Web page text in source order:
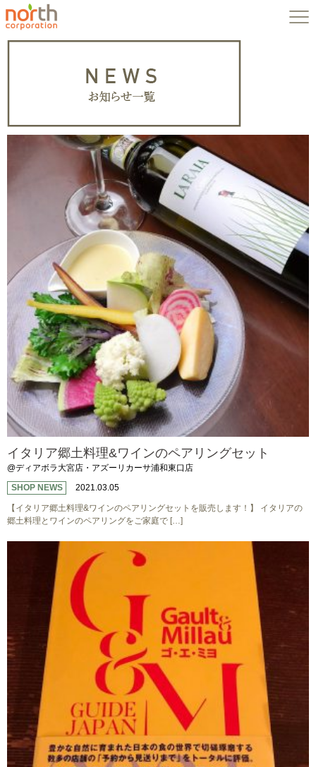
イタリア郷土料理&ワインのペアリングセット
@ディアボラ大宮店・アズーリカーサ浦和東口店
SHOP NEWS
2021.03.05
【イタリア郷土料理&ワインのペアリングセットを販売します！】 イタリアの
郷土料理とワインのペアリングをご家庭で […]